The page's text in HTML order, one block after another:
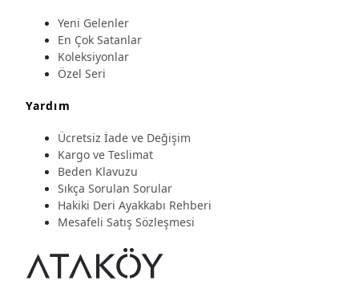
Yeni Gelenler
En Çok Satanlar
Koleksiyonlar
Özel Seri
Yardım
Ücretsiz İade ve Değişim
Kargo ve Teslimat
Beden Klavuzu
Sıkça Sorulan Sorular
Hakiki Deri Ayakkabı Rehberi
Mesafeli Satış Sözleşmesi